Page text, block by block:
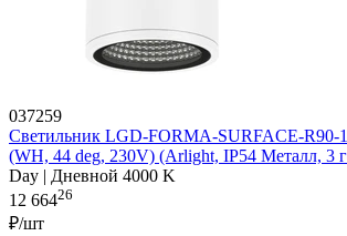
037259
Светильник LGD-FORMA-SURFACE-R90-
(WH, 44 deg, 230V) (Arlight, IP54 Металл, 3
Day | Дневной 4000 K
12 66426
₽/шт